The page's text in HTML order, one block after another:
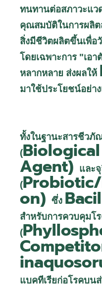
ทนทานต่อสภาวะแว
คุณสมบัติในการผลิ
สิ่งมีชีวิตผลิตขึ้นเพื่อ
โดยเฉพาะการ "เอ
หลากหลาย ส่งผลให้
มาใช้ประโยชน์อย่า
ทั้งในฐานะสารชีว
(
Agent)
และ
(
on) ซึ่ง
สำหรับการควบคุมโ
(
แบคทีเรียก่อโรคบน